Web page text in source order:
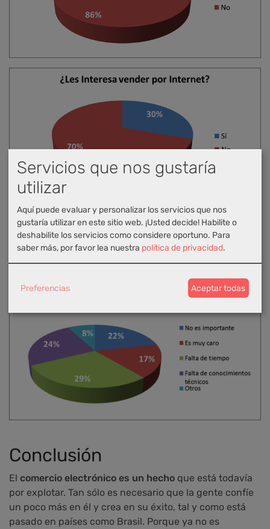
Son dos sentimientos contrapuestos y contradictorios
que nos obligaron a realizar un análisis del por qué.
principales argumentos para no "haberse lanzado" son
Conclusión
El comercio electrónico es un hecho que está todavía
por explotar. Tan sólo es necesario que la gente confíe
un poco más en él y crea en su éxito, tal y como está
pasado en países como Brasil. Porque ya no es
Servicios que nos gustaría
utilizar
Aquí puede evaluar y personalizar los servicios que nos
gustaría utilizar en este sitio web. ¡Usted decide! Habilite o
deshabilite los servicios como considere oportuno. Para
saber más, por favor lea nuestra política de privacidad.
Preferencias Aceptar todas